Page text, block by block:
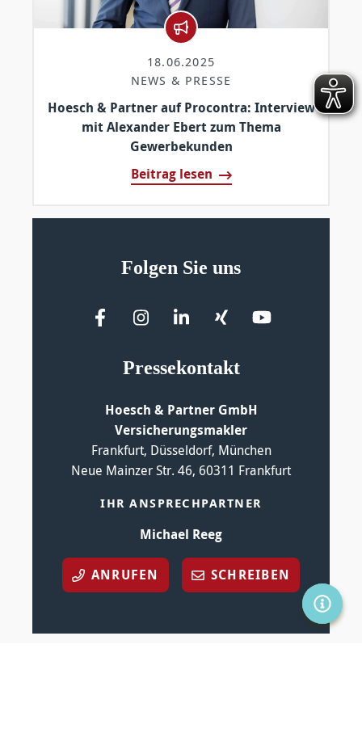
18.06.2025
NEWS & PRESSE
Hoesch & Partner auf Procontra: Interview
mit Alexander Ebert zum Thema
Gewerbekunden
Beitrag lesen
Folgen Sie uns
Pressekontakt
Hoesch & Partner GmbH
Versicherungsmakler
Frankfurt, Düsseldorf, München
Neue Mainzer Str. 46, 60311 Frankfurt
IHR ANSPRECHPARTNER
Michael Reeg
ANRUFEN SCHREIBEN